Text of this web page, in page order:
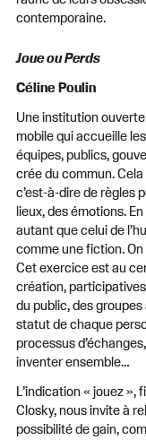
contemporaine.
Joue ou Perds
Céline Poulin
Une institution
mobile qui accueille
équipes, publics,
crée du commun. Cela
c’est-à-dire de règles
lieux, des émotions.
autant que celui de
comme une fiction.
Cet exercice est au
création,
du public, des
statut de chaque
processus
inventer ensemble…
L’indication « jouez »,
Closky, nous invite à
possibilité de gain,